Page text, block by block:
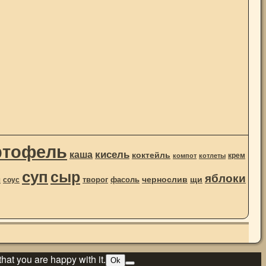
каша кисель коктейль компот котлеты крем
соус супсыр творог фасоль чернослив щи яблоки
you are happy with it. Ok